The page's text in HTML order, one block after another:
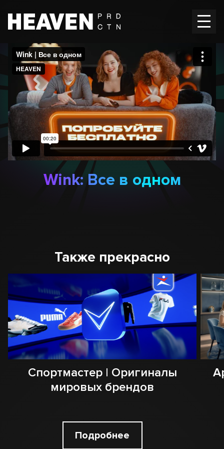
Главная
Работы
Вакансии
Контакты
EnRU
Wink: Все в одном
Также прекрасно
Спортмастер | Оригиналы
мировых брендов
Подробнее